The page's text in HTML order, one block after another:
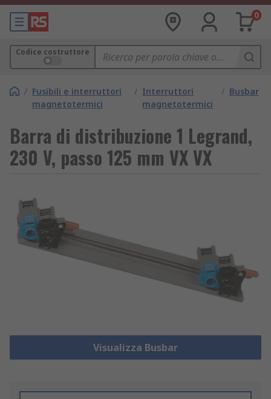
0
Codice costruttore
/ Fusibili e interruttori
magnetotermici
/ Interruttori
magnetotermici
/ Busbar
Barra di distribuzione 1 Legrand,
230 V, passo 125 mm VX VX
Visualizza Busbar